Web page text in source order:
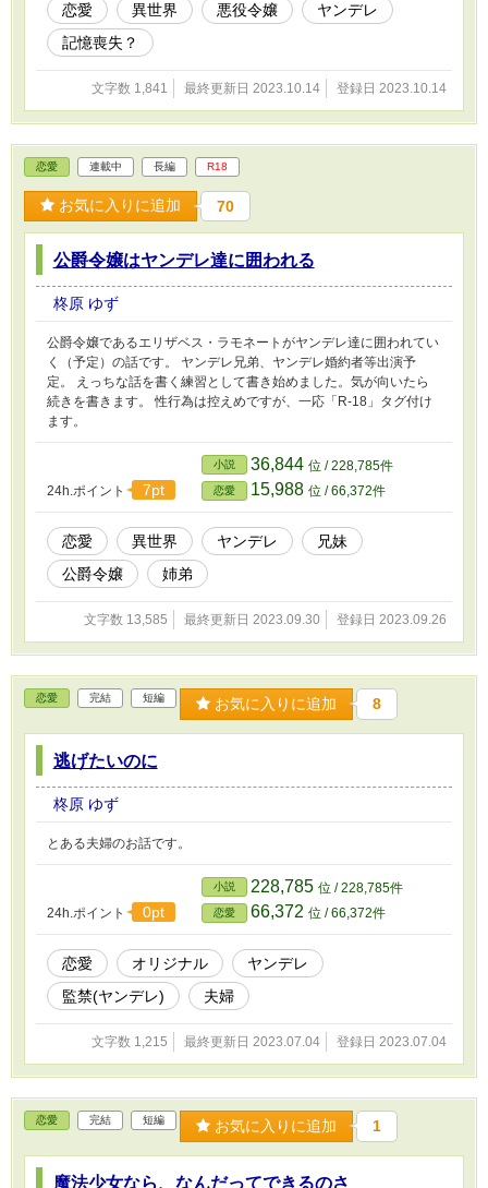
恋愛 異世界 悪役令嬢
ヤンデレ
記憶喪失？
文字数 1,841 最終更新日 2023.10.14 登録日 2023.10.14
恋愛 連載中 長編 R18
お気に入りに追加 70
公爵令嬢はヤンデレ達に囲われる
柊原 ゆず
公爵令嬢であるエリザベス・ラモネートがヤンデレ達に囲われてい
く（予定）の話です。 ヤンデレ兄弟、ヤンデレ婚約者等出演予
定。 えっちな話を書く練習として書き始めました。気が向いたら
続きを書きます。 性行為は控えめですが、一応「R-18」タグ付け
ます。
24h.ポイント 7pt
小説 36,844 位 / 228,785件
恋愛 15,988 位 / 66,372件
恋愛 異世界 ヤンデレ
兄妹
公爵令嬢
姉弟
文字数 13,585 最終更新日 2023.09.30 登録日 2023.09.26
恋愛 完結 短編 お気に入りに追加 8
逃げたいのに
柊原 ゆず
とある夫婦のお話です。
24h.ポイント 0pt
小説 228,785 位 / 228,785件
恋愛 66,372 位 / 66,372件
恋愛 オリジナル
ヤンデレ
監禁(ヤンデレ)
夫婦
文字数 1,215 最終更新日 2023.07.04 登録日 2023.07.04
恋愛 完結 短編 お気に入りに追加 1
魔法少女なら、なんだってできるのさ